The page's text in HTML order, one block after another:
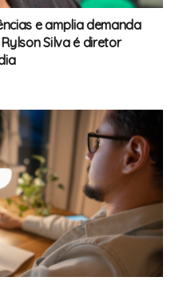
e amplia demanda
Silva é diretor